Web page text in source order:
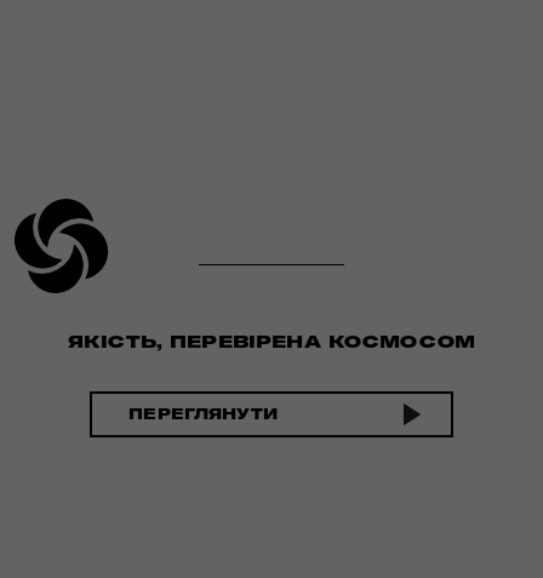
ЯКІСТЬ, ПЕРЕВІРЕНА КОСМОСОМ
ПЕРЕГЛЯНУТИ